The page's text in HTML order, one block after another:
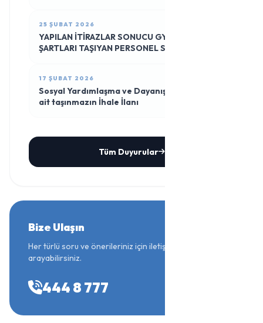
25 ŞUBAT 2026
YAPILAN İTİRAZLAR SONUCU GYS ARANAN
ŞARTLARI TAŞIYAN PERSONEL SINAVA KATILIM
17 ŞUBAT 2026
Sosyal Yardımlaşma ve Dayanışma Vakfına
ait taşınmazın İhale İlanı
Tüm Duyurular
Bize Ulaşın
Her türlü soru ve önerileriniz için iletişim merkezimizi
arayabilirsiniz.
444 8 777